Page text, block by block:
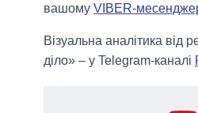
вашому VIBER-
Візуальна аналітика від
діло» – у Telegram-каналі